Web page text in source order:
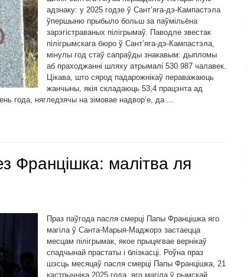
адзнаку: у 2025 годзе ў Сант’яга-дэ-Кампастэла
ўпершыню прыбыло больш за паўмільёна
зарэгістраваных пілігрымаў. Паводле звестак
пілігрымскага бюро ў Сант’яга-дэ-Кампастэла,
мінулы год стаў сапраўды знакавым: дыпломы
аб праходжанні шляху атрымалі 530 987 чалавек.
Цікава, што сярод падарожнікаў пераважаюць
жанчыны, якія складаюць 53,4 працэнта ад
года, нягледзячы на зімовае надвор’е, да ...
Францішка: малітва ля
Праз паўгода пасля смерці Папы Францішка яго
магіла ў Санта-Марыя-Маджорэ застаецца
месцам пілігрымак, якое прыцягвае вернікаў
спадчынай прастаты і блізкасці. Роўна праз
шэсць месяцаў пасля смерці Папы Францішка, 21
кастрычніка 2025 года, яго магіла ў рымскай